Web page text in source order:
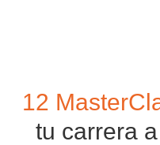
12
tu carrera